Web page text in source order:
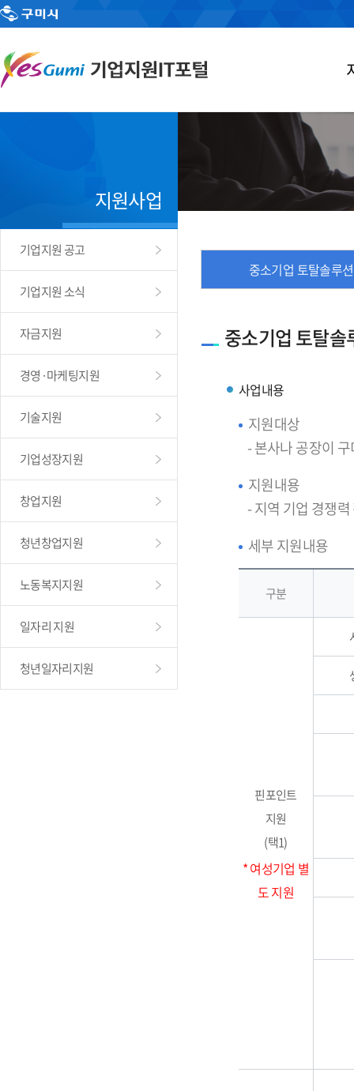
지원사업
기업지원 공고
기업지원 소식
자금지원
경영·마케팅지원
기술지원
기업성장지원
창업지원
청년창업지원
노동복지지원
일자리 지원
청년일자리지원
중소기업 토탈솔루
중소기업 토탈솔
사업내용
지원대상
- 본사나 공장이
지원내용
- 지역 기업 경쟁
세부 지원내용
구분
핀포인트
지원
(택1)
* 여성기업 별
도 지원